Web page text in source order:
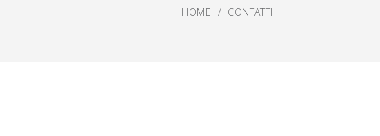
HOME CONTATTI